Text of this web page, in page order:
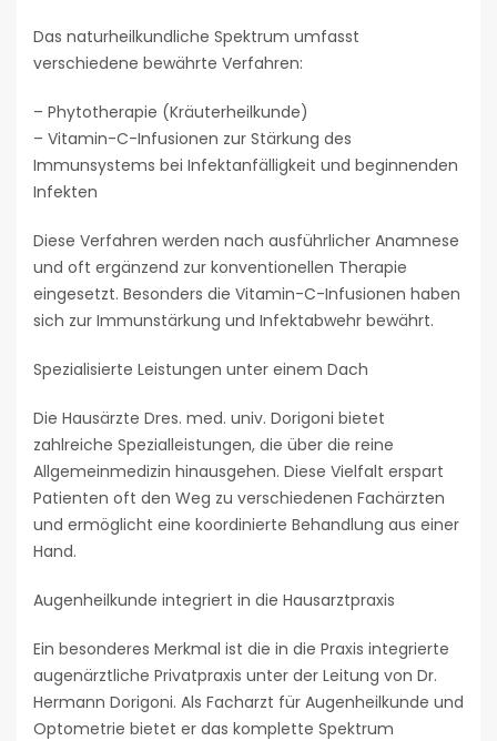
Das naturheilkundliche Spektrum umfasst
verschiedene bewährte Verfahren:
– Phytotherapie (Kräuterheilkunde)
– Vitamin-C-Infusionen zur Stärkung des
Immunsystems bei Infektanfälligkeit und beginnenden
Infekten
Diese Verfahren werden nach ausführlicher Anamnese
und oft ergänzend zur konventionellen Therapie
eingesetzt. Besonders die Vitamin-C-Infusionen haben
sich zur Immunstärkung und Infektabwehr bewährt.
Spezialisierte Leistungen unter einem Dach
Die Hausärzte Dres. med. univ. Dorigoni bietet
zahlreiche Spezialleistungen, die über die reine
Allgemeinmedizin hinausgehen. Diese Vielfalt erspart
Patienten oft den Weg zu verschiedenen Fachärzten
und ermöglicht eine koordinierte Behandlung aus einer
Hand.
Augenheilkunde integriert in die Hausarztpraxis
Ein besonderes Merkmal ist die in die Praxis integrierte
augenärztliche Privatpraxis unter der Leitung von Dr.
Hermann Dorigoni. Als Facharzt für Augenheilkunde und
Optometrie bietet er das komplette Spektrum